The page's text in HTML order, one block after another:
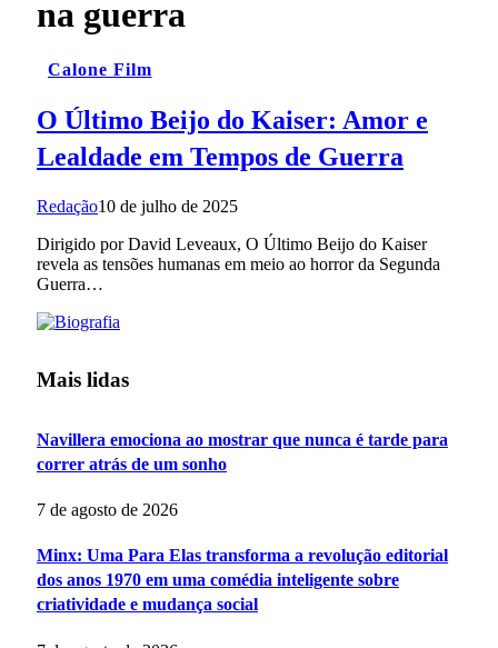
na guerra
Calone Film
O Último Beijo do Kaiser: Amor e
Lealdade em Tempos de Guerra
Redação10 de julho de 2025
Dirigido por David Leveaux, O Último Beijo do Kaiser
revela as tensões humanas em meio ao horror da Segunda
Guerra…
Mais lidas
Navillera emociona ao mostrar que nunca é tarde para
correr atrás de um sonho
7 de agosto de 2026
Minx: Uma Para Elas transforma a revolução editorial
dos anos 1970 em uma comédia inteligente sobre
criatividade e mudança social